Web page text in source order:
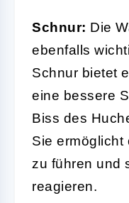
Schnur: Die
ebenfalls
Schnur bietet
eine bessere
Biss des
Sie ermöglicht
zu führen und
reagieren.